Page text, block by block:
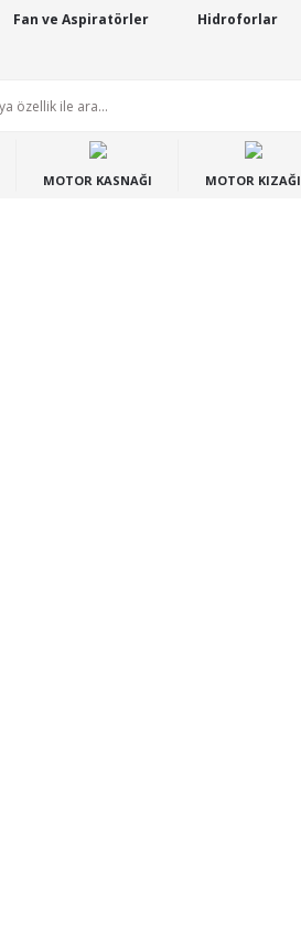
Fan ve Aspiratörler Hidroforlar
MOTOR KASNAĞI MOTOR KIZAĞI